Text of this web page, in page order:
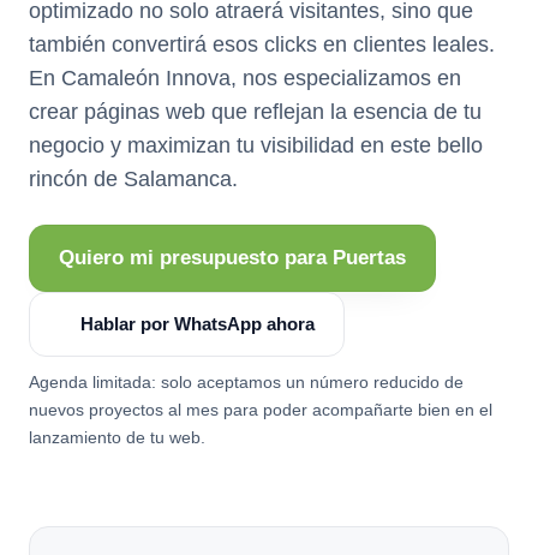
optimizado no solo atraerá visitantes, sino que
también convertirá esos clicks en clientes leales.
En Camaleón Innova, nos especializamos en
crear páginas web que reflejan la esencia de tu
negocio y maximizan tu visibilidad en este bello
rincón de Salamanca.
Quiero mi presupuesto para Puertas
Hablar por WhatsApp ahora
Agenda limitada: solo aceptamos un número reducido de
nuevos proyectos al mes para poder acompañarte bien en el
lanzamiento de tu web.